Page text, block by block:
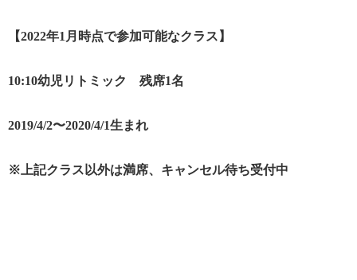
【2022年1月時点で参加可能なクラス】
10:10幼児リトミック 残席1名
2019/4/2〜2020/4/1生まれ
※上記クラス以外は満席、キャンセル待ち受付中